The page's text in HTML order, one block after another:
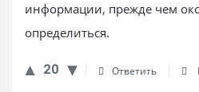
информации, прежде чем
определиться.
20 Ответить